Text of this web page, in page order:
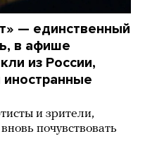
— единственный
в афише
из России,
иностранные
и зрители,
почувствовать